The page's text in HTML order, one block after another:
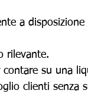
a disposizione
rilevante.
su una
clienti senza